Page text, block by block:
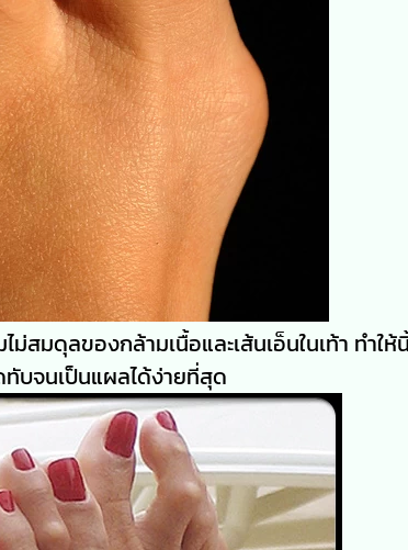
ม่สมดุลของกล้ามเนื้อและเส้นเอ็นในเท้า ทำใ
บจนเป็นแผลได้ง่ายที่สุด